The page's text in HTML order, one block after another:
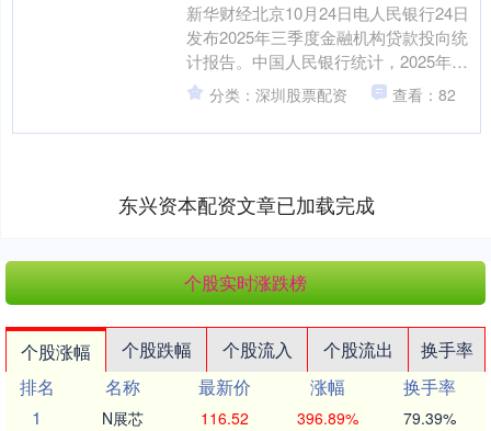
新华财经北京10月24日电人民银行24日
发布2025年三季度金融机构贷款投向统
计报告。中国人民银行统计，2025年三
季度末，金融机构人民币各项贷款余额
270.3....
分类：深圳股票配资 查看：82
东兴资本配资文章已加载完成
个股实时涨跌榜
个股涨幅 个股跌幅 个股流入 个股流出
换手率
排名
名称 最新价 涨幅
换手率
1
N展芯 116.52 396.89% 79.39%